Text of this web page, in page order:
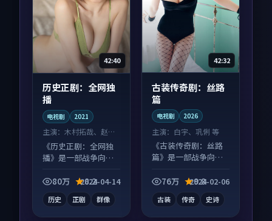
42:40
历史正剧：全网独
播
电视剧 2021
主演： 木村拓哉、赵丽
颖 等
《历史正剧：全网独
播》是一部战争向电
齐全，观感爽快不拖
80万 8.2
2024-04-14
历史 正剧 群像
42:32
古装传奇剧：丝路
篇
电视剧 2026
主演： 白宇、巩俐 等
《古装传奇剧：丝路
篇》是一部战争向电
在线，配乐与镜头配
76万 9.8
2024-02-06
古装 传奇 史诗